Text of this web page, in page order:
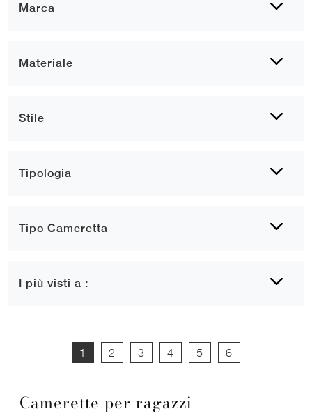
Marca
Materiale
Stile
Tipologia
Tipo Cameretta
I più visti a :
1 2 3 4 5 6
Camerette per ragazzi